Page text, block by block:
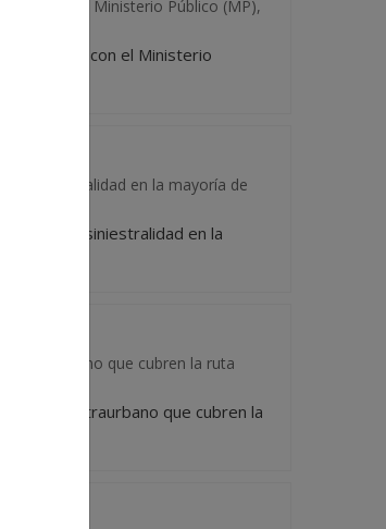
con el Ministerio Público (MP),
con el Ministerio
la siniestralidad en la mayoría de
reduce la siniestralidad en la
extraurbano que cubren la ruta
extraurbano que cubren la